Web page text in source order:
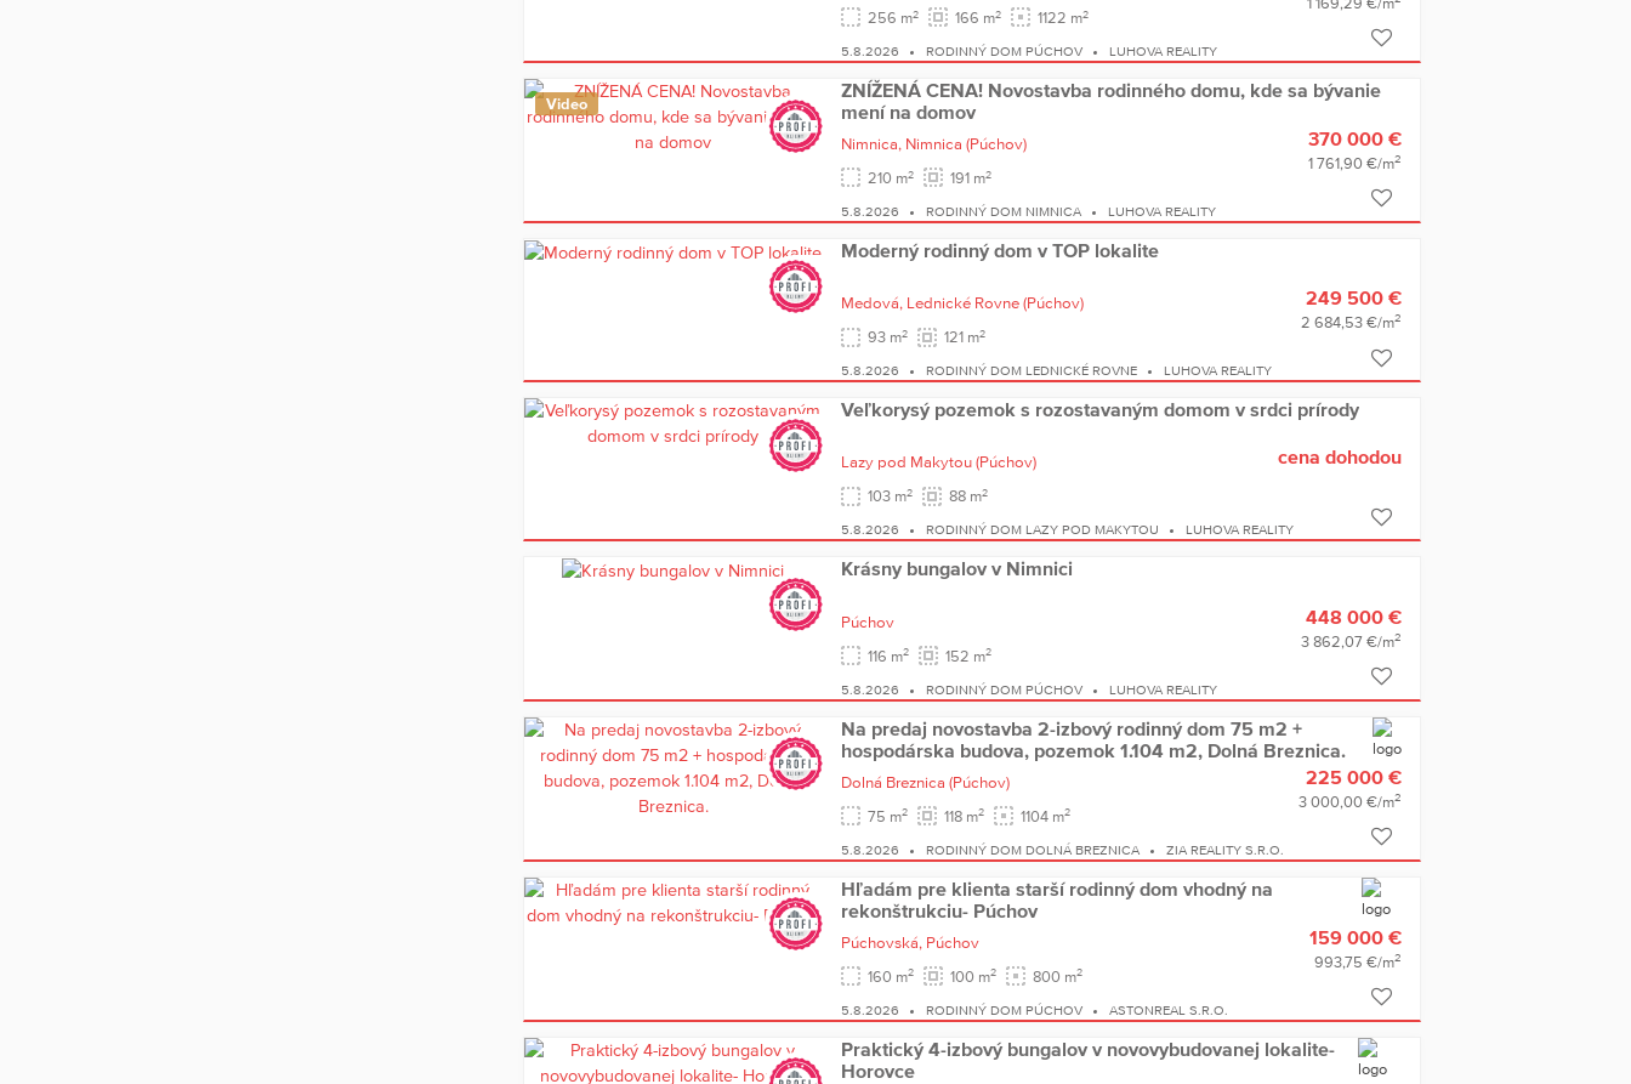
256 m2 166 m2 1122 m2
5.8.2026 RODINNÝ DOM PÚCHOV LUHOVA REALITY
Video
ZNÍŽENÁ CENA! Novostavba rodinného domu, kde sa bývanie
mení na domov
Nimnica, Nimnica (Púchov)
210 m2 191 m2
370 000 €
1 761,90 €/m2
5.8.2026 RODINNÝ DOM NIMNICA LUHOVA REALITY
Moderný rodinný dom v TOP lokalite
Medová, Lednické Rovne (Púchov)
93 m2 121 m2
249 500 €
2 684,53 €/m2
5.8.2026 RODINNÝ DOM LEDNICKÉ ROVNE LUHOVA REALITY
Veľkorysý pozemok s rozostavaným domom v srdci prírody
Lazy pod Makytou (Púchov)
103 m2 88 m2
cena dohodou
5.8.2026 RODINNÝ DOM LAZY POD MAKYTOU LUHOVA REALITY
Krásny bungalov v Nimnici
Púchov
116 m2 152 m2
448 000 €
3 862,07 €/m2
5.8.2026 RODINNÝ DOM PÚCHOV LUHOVA REALITY
Na predaj novostavba 2-izbový rodinný dom 75 m2 +
hospodárska budova, pozemok 1.104 m2, Dolná Breznica.
Dolná Breznica (Púchov)
75 m2 118 m2 1104 m2
225 000 €
3 000,00 €/m2
5.8.2026 RODINNÝ DOM DOLNÁ BREZNICA ZIA REALITY S.R.O.
Hľadám pre klienta starší rodinný dom vhodný na
rekonštrukciu- Púchov
Púchovská, Púchov
160 m2 100 m2 800 m2
159 000 €
993,75 €/m2
5.8.2026 RODINNÝ DOM PÚCHOV ASTONREAL S.R.O.
Praktický 4-izbový bungalov v novovybudovanej lokalite-
Horovce